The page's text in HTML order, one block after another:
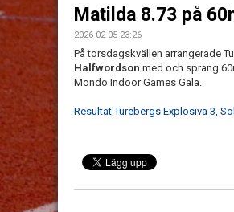
Matilda 8.73 på
2026-02-05 23:26
På torsdagskvällen arrangerade
Halfwordson med och sprang
Mondo Indoor Games Gala.
Resultat Turebergs Explosiva 3,